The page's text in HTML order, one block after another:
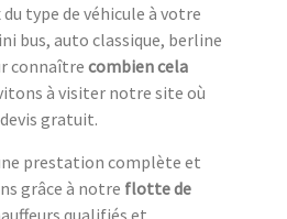
type de véhicule à votre
bus, auto classique, berline
connaître combien cela
à visiter notre site où
gratuit.
prestation complète et
grâce à notre flotte de
qualifiés et